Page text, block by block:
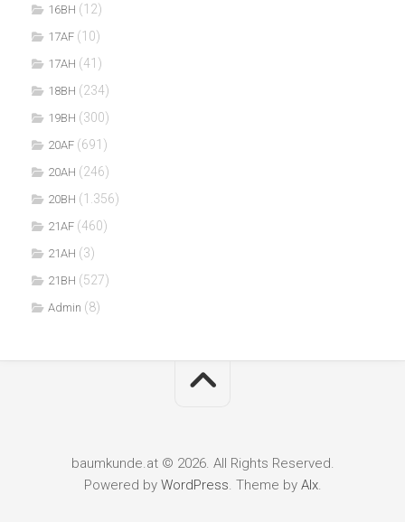
16BH (12)
17AF (10)
17AH (41)
18BH (234)
19BH (300)
20AF (691)
20AH (246)
20BH (1.356)
21AF (460)
21AH (3)
21BH (527)
Admin (8)
baumkunde.at © 2026. All Rights Reserved.
Powered by WordPress. Theme by Alx.